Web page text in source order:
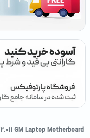
GM Laptop Motherboard